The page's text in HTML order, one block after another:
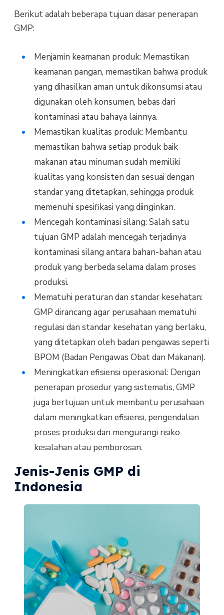
Berikut adalah beberapa tujuan dasar penerapan
GMP:
Menjamin keamanan produk: Memastikan
keamanan pangan, memastikan bahwa produk
yang dihasilkan aman untuk dikonsumsi atau
digunakan oleh konsumen, bebas dari
kontaminasi atau bahaya lainnya.
Memastikan kualitas produk: Membantu
memastikan bahwa setiap produk baik
makanan atau minuman sudah memiliki
kualitas yang konsisten dan sesuai dengan
standar yang ditetapkan, sehingga produk
memenuhi spesifikasi yang diinginkan.
Mencegah kontaminasi silang: Salah satu
tujuan GMP adalah mencegah terjadinya
kontaminasi silang antara bahan-bahan atau
produk yang berbeda selama dalam proses
produksi.
Mematuhi peraturan dan standar kesehatan:
GMP dirancang agar perusahaan mematuhi
regulasi dan standar kesehatan yang berlaku,
yang ditetapkan oleh badan pengawas seperti
BPOM (Badan Pengawas Obat dan Makanan).
Meningkatkan efisiensi operasional: Dengan
penerapan prosedur yang sistematis, GMP
juga bertujuan untuk membantu perusahaan
dalam meningkatkan efisiensi, pengendalian
proses produksi dan mengurangi risiko
kesalahan atau pemborosan.
Jenis-Jenis GMP di
Indonesia